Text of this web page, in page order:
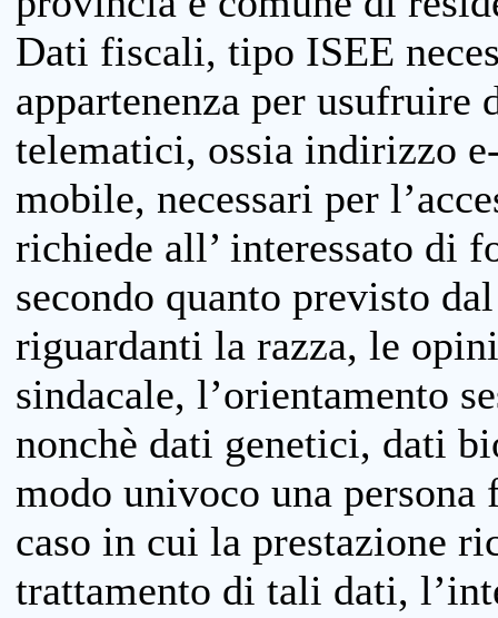
Dati fiscali, tipo ISEE
appartenenza per
telematici, ossia indirizzo
mobile, necessari per
richiede all’ interessato di
secondo quanto previsto
riguardanti la razza, le
sindacale, l’orientamento
nonchè dati genetici, dati
modo univoco una
caso in cui la prestazione
trattamento di tali dati,